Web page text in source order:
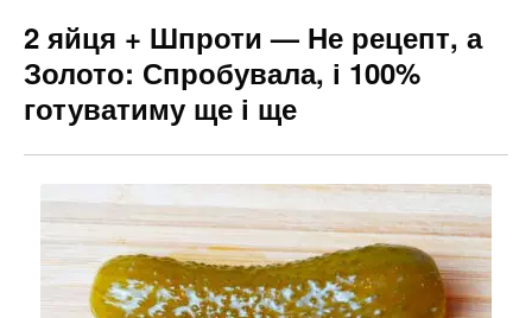
2 яйця + Шпроти — Не рецепт, а
Золото: Спробувала, і 100%
готуватиму ще і ще